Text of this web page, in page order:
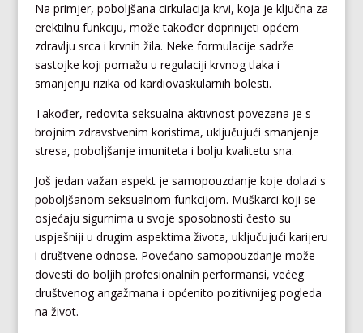
Na primjer, poboljšana cirkulacija krvi, koja je ključna za
erektilnu funkciju, može također doprinijeti općem
zdravlju srca i krvnih žila. Neke formulacije sadrže
sastojke koji pomažu u regulaciji krvnog tlaka i
smanjenju rizika od kardiovaskularnih bolesti.
Također, redovita seksualna aktivnost povezana je s
brojnim zdravstvenim koristima, uključujući smanjenje
stresa, poboljšanje imuniteta i bolju kvalitetu sna.
Još jedan važan aspekt je samopouzdanje koje dolazi s
poboljšanom seksualnom funkcijom. Muškarci koji se
osjećaju sigurnima u svoje sposobnosti često su
uspješniji u drugim aspektima života, uključujući karijeru
i društvene odnose. Povećano samopouzdanje može
dovesti do boljih profesionalnih performansi, većeg
društvenog angažmana i općenito pozitivnijeg pogleda
na život.